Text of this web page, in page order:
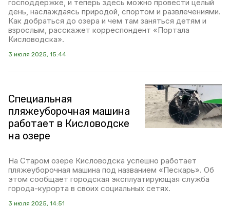
господдержке, и теперь здесь можно провести целый
день, наслаждаясь природой, спортом и развлечениями.
Как добраться до озера и чем там заняться детям и
взрослым, расскажет корреспондент «Портала
Кисловодска».
3 июля 2025, 15:44
Специальная
пляжеуборочная машина
работает в Кисловодске
на озере
На Старом озере Кисловодска успешно работает
пляжеуборочная машина под названием «Пескарь». Об
этом сообщает городская эксплуатирующая служба
города-курорта в своих социальных сетях.
3 июля 2025, 14:51